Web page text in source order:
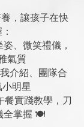
，讓孩子在快
、微笑禮儀，
氣質
介紹、團隊合
明星
餐實踐教學，刀
全掌握 🍽️